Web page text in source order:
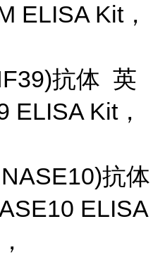
ELISA Kit，
抗体 英
ELISA Kit，
抗体
ELISA